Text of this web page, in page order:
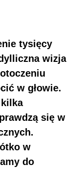
tysięcy
wizja
w głowie.
się w
w
do